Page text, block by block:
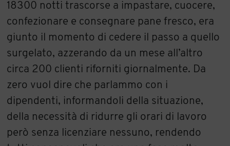
18300 notti trascorse a impastare, cuocere,
confezionare e consegnare pane fresco, era
giunto il momento di cedere il passo a quello
surgelato, azzerando da un mese all’altro
circa 200 clienti riforniti giornalmente. Da
zero vuol dire che parlammo con i
dipendenti, informandoli della situazione,
della necessità di ridurre gli orari di lavoro
però senza licenziare nessuno, rendendo